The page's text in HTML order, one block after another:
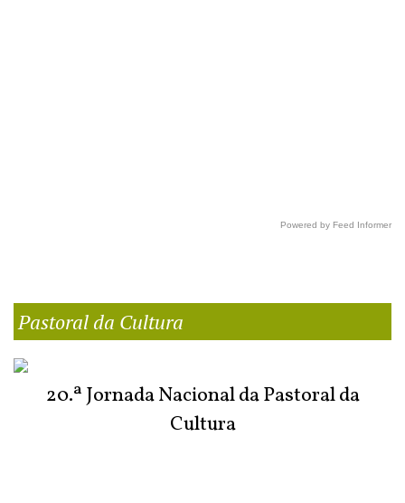
Powered by Feed Informer
Pastoral da Cultura
20.ª Jornada Nacional da Pastoral da
Cultura